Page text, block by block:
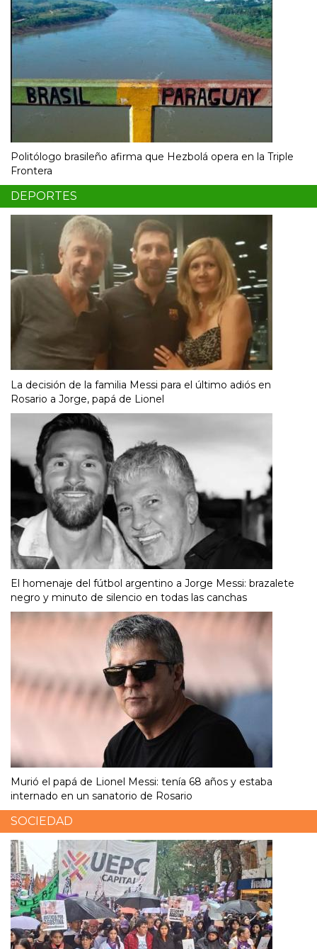
Politólogo brasileño afirma que Hezbolá opera en la Triple
Frontera
DEPORTES
La decisión de la familia Messi para el último adiós en
Rosario a Jorge, papá de Lionel
El homenaje del fútbol argentino a Jorge Messi: brazalete
negro y minuto de silencio en todas las canchas
Murió el papá de Lionel Messi: tenía 68 años y estaba
internado en un sanatorio de Rosario
SOCIEDAD